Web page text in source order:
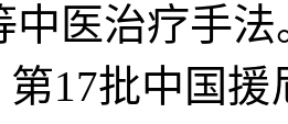
中医治疗手法
第17批中国